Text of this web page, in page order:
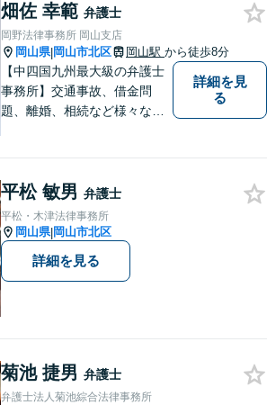
い！
畑佐 幸範 弁護士
岡野法律事務所 岡山支店
岡山県|岡山市北区 岡山駅 から徒歩8分
【中四国九州最大級の弁護士
事務所】交通事故、借金問
題、離婚、相続など様々な問
い！
詳細を見
る
平松 敏男 弁護士
平松・木津法律事務所
岡山県|岡山市北区
詳細を見る
菊池 捷男 弁護士
弁護士法人菊池綜合法律事務所